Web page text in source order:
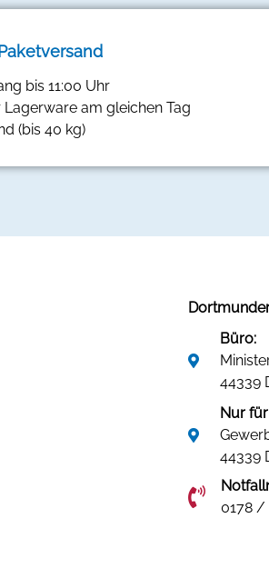
bis 11:00 Uhr
am gleichen Tag
(bis 40 kg)
Büro:
44339
Nur
44339
0178 /